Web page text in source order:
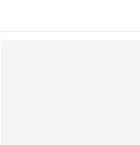
ACTUALIDAD